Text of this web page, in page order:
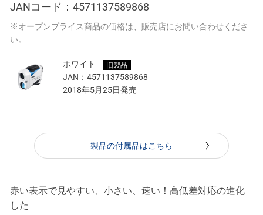
JANコード： 4571137589868
※オープンプライス商品の価格は、販売店にお問い合わせくださ
い。
ホワイト 旧製品
JAN： 4571137589868
2018年5月25日発売
製品の付属品はこちら
赤い表示で見やすい、小さい、速い！高低差対応の進化
した